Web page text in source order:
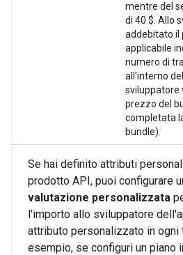
mentre del
di 40 $. Allo
addebitato il
applicabile
numero di
all'interno
sviluppatore
prezzo del
completata
bundle).
Se hai definito attributi
prodotto API, puoi configurare
valutazione personalizzata
l'importo allo sviluppatore
attributo personalizzato in ogni
esempio, se configuri un piano